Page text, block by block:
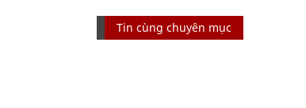
Tin cùng chuyên mục